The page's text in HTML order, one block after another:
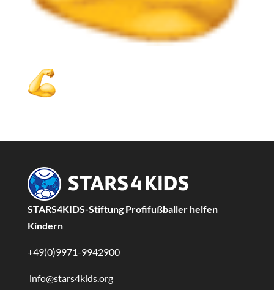
STARS4KIDS-Stiftung Profifußballer helfen
Kindern
+49(0)9971-9942900
info@stars4kids.org